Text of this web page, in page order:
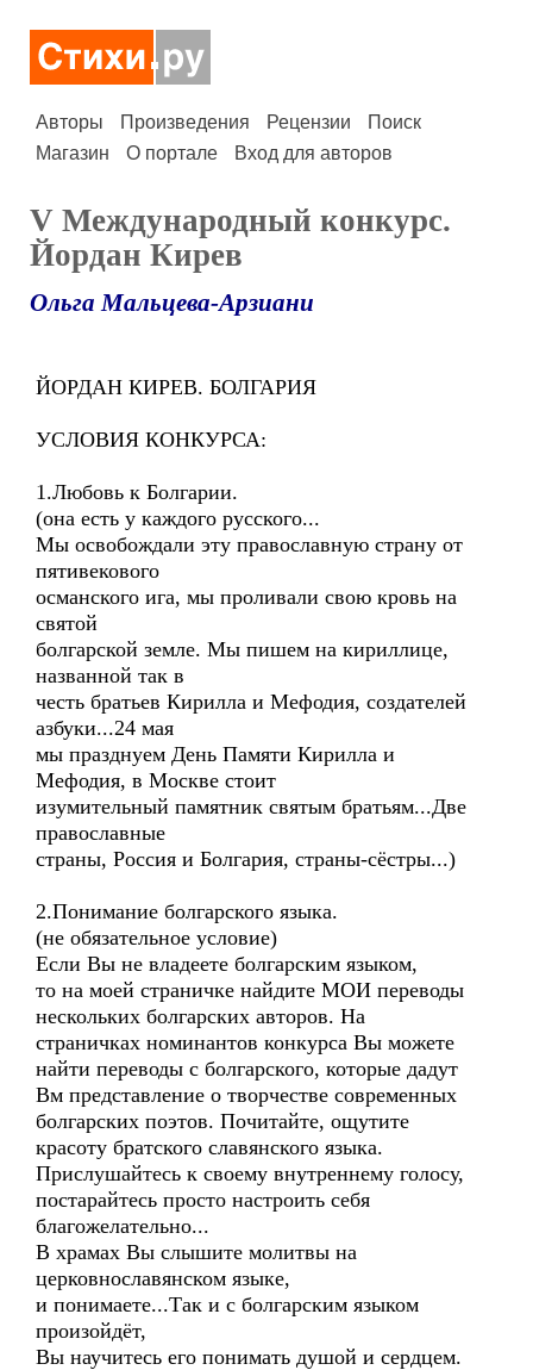
Авторы Произведения Рецензии
Поиск
Магазин
О портале Вход для авторов
V Международный конкурс.
Йордан Кирев
Ольга Мальцева-Арзиани
ЙОРДАН КИРЕВ. БОЛГАРИЯ
УСЛОВИЯ КОНКУРСА:
1.Любовь к Болгарии.
(она есть у каждого русского...
Мы освобождали эту православную страну от
пятивекового
османского ига, мы проливали свою кровь на
святой
болгарской земле. Мы пишем на кириллице,
названной так в
честь братьев Кирилла и Мефодия, создателей
азбуки...24 мая
мы празднуем День Памяти Кирилла и
Мефодия, в Москве стоит
изумительный памятник святым братьям...Две
православные
страны, Россия и Болгария, страны-сёстры...)
2.Понимание болгарского языка.
(не обязательное условие)
Если Вы не владеете болгарским языком,
то на моей страничке найдите МОИ переводы
нескольких болгарских авторов. На
страничках номинантов конкурса Вы можете
найти переводы с болгарского, которые дадут
Вм представление о творчестве современных
болгарских поэтов. Почитайте, ощутите
красоту братского славянского языка.
Прислушайтесь к своему внутреннему голосу,
постарайтесь просто настроить себя
благожелательно...
В храмах Вы слышите молитвы на
церковнославянском языке,
и понимаете...Так и с болгарским языком
произойдёт,
Вы научитесь его понимать душой и сердцем.